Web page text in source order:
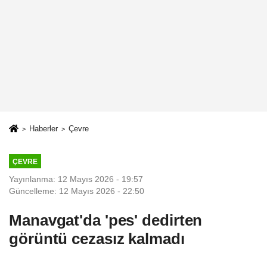
Haberler Çevre
ÇEVRE
Yayınlanma: 12 Mayıs 2026 - 19:57
Güncelleme: 12 Mayıs 2026 - 22:50
Manavgat'da 'pes' dedirten
görüntü cezasız kalmadı